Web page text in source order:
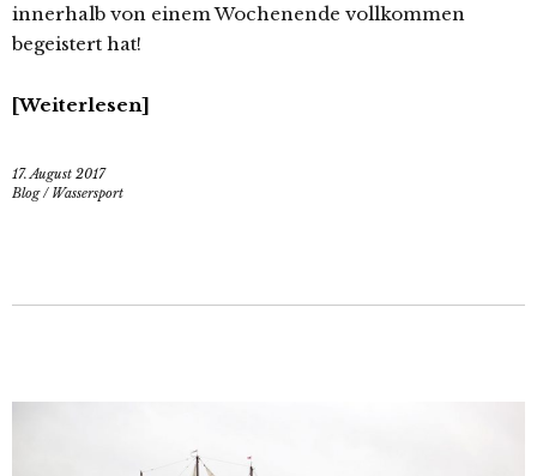
innerhalb von einem Wochenende vollkommen
begeistert hat!
Weiterlesen
17. August 2017
Blog/ Wassersport